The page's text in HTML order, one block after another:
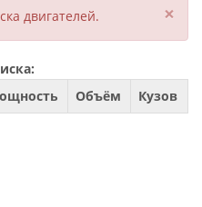
двигателей. ×
Объём Кузов